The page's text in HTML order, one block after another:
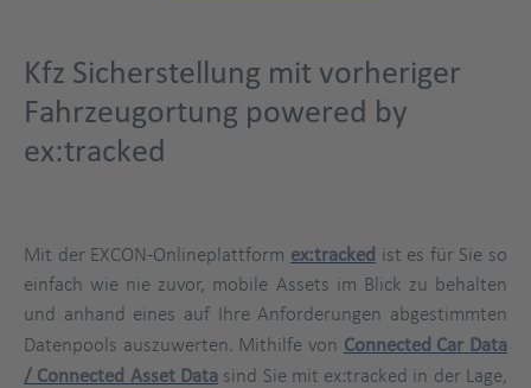
Kfz Sicherstellung mit vorheriger
Fahrzeugortung powered by
ex:tracked
Mit der EXCON-Onlineplattform ex:tracked ist es für Sie so
einfach wie nie zuvor, mobile Assets im Blick zu behalten
und anhand eines auf Ihre Anforderungen abgestimmten
Datenpools auszuwerten. Mithilfe von Connected Car Data
/ Connected Asset Datasind Sie mit ex:tracked in der Lage,